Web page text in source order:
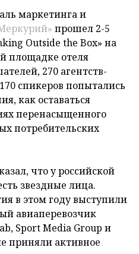
маркетинга и
прошел 2-5
Outside the Box» на
площадке отеля
270 агентств-
спикеров попытались
как оставаться
перенасыщенного
потребительских
что у российской
звездные лица.
в этом году выступили
авиаперевозчик
Sport Media Group и
приняли активное